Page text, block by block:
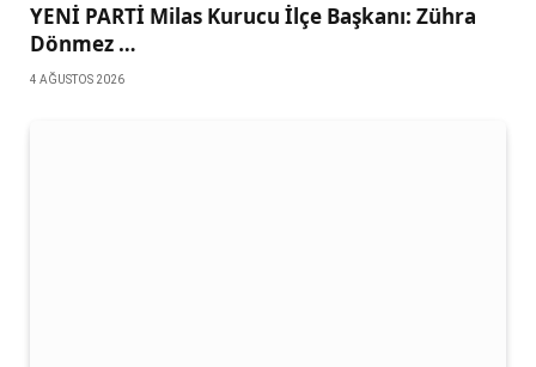
YENİ PARTİ Milas Kurucu İlçe Başkanı: Zühra
Dönmez …
4 AĞUSTOS 2026